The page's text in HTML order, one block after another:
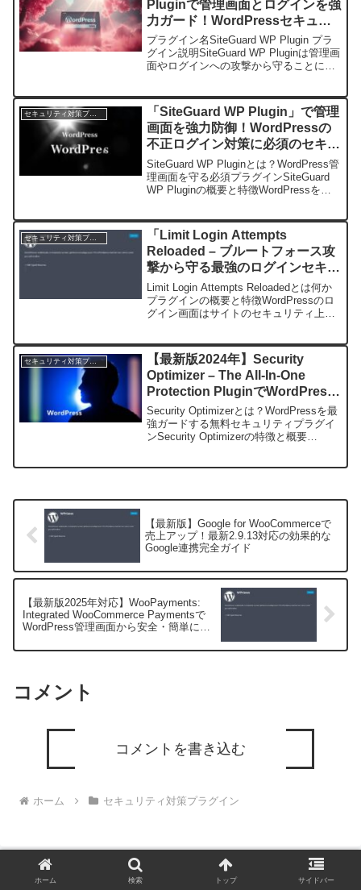
Pluginで管理画面とログインを強
力ガード！WordPressセキュリ
ティ対策の決定版
プラグイン名SiteGuard WP Plugin プラ
グイン説明SiteGuard WP Pluginは管理画
面やログインへの攻撃から守ることに特
ージョ...
セキュリティ対策プラグイン
「SiteGuard WP Plugin」で管理
画面を強力防御！WordPressの
不正ログイン対策に必須のセキュ
リティプラグイン
SiteGuard WP Pluginとは？WordPress管
理画面を守る必須プラグインSiteGuard
WP Pluginの概要と特徴WordPressを運
インは...
セキュリティ対策プラグイン
「Limit Login Attempts
Reloaded – ブルートフォース攻
撃から守る最強のログインセキュ
リティプラグイン」
Limit Login Attempts Reloadedとは何か
プラグインの概要と特徴WordPressのロ
グイン画面はサイトのセキュリティ上、
撃）に対して無防備な状...
セキュリティ対策プラグイン
【最新版2024年】Security
Optimizer – The All-In-One
Protection PluginでWordPress
を最強ガード！簡単設定＆完全無
料の総合セキュリティ対策
Security Optimizerとは？WordPressを最
強ガードする無料セキュリティプラグイ
ンSecurity Optimizerの特徴と概要
【最新版】Google for WooCommerceで
売上アップ！最新2.9.13対応の効果的な
Google連携完全ガイド
【最新版2025年対応】WooPayments:
Integrated WooCommerce Paymentsで
WordPress管理画面から安全・簡単にカ
コメント
コメントを書き込む
ホーム セキュリティ対策プラグイン
ホーム 検索 トップ サイドバー